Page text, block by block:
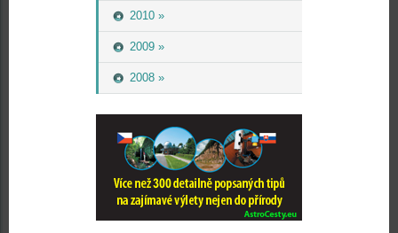
2010 »
2009 »
2008 »